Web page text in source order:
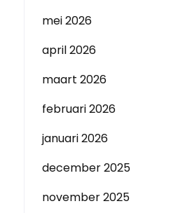
mei 2026
april 2026
maart 2026
februari 2026
januari 2026
december 2025
november 2025